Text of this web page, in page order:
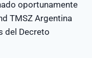
oportunamente
TMSZ Argentina
del Decreto